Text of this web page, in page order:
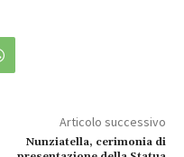
Articolo successivo
Nunziatella, cerimonia di